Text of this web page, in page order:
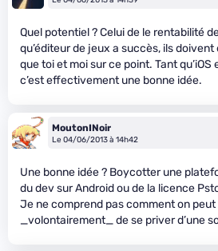
Quel potentiel ? Celui de le rentabilité
qu’éditeur de jeux a succès, ils
que toi et moi sur ce point. Tant
c’est effectivement une bonne idée.
MoutonINoir
Le 04/06/2013 à 14h42
Une bonne idée ? Boycotter une
du dev sur Android ou de la licence
Je ne comprend pas comment on
_volontairement_ de se priver d’une